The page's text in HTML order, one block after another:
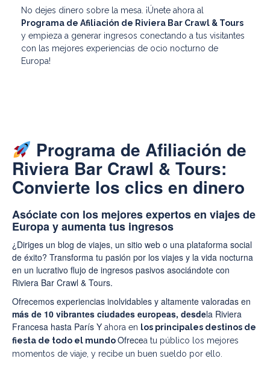
No dejes dinero sobre la mesa. ¡Únete ahora al
Programa de Afiliación de Riviera Bar Crawl & Tours
y empieza a generar ingresos conectando a tus visitantes
con las mejores experiencias de ocio nocturno de
Europa!
Programa de Afiliación de
Riviera Bar Crawl & Tours:
Convierte los clics en dinero
Asóciate con los mejores expertos en viajes de
Europa y aumenta tus ingresos
¿Diriges un blog de viajes, un sitio web o una plataforma social
de éxito? Transforma tu pasión por los viajes y la vida nocturna
en un lucrativo flujo de ingresos pasivos asociándote con
Riviera Bar Crawl & Tours.
Ofrecemos experiencias inolvidables y altamente valoradas en
más de 10 vibrantes ciudades europeas, desdela Riviera
Francesa hasta París Y ahora en los principales destinos de
fiesta de todo el mundoOfrecea tu público los mejores
momentos de viaje, y recibe un buen sueldo por ello.